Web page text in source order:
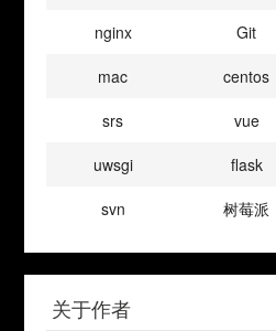
nginx
Git
mac
centos
srs
vue
uwsgi
flask
svn
树莓派
关于作者